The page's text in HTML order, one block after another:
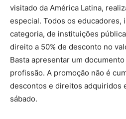
visitado da América Latina,
especial. Todos os educadores,
categoria, de instituições
direito a 50% de desconto no
Basta apresentar um
profissão. A promoção não é
descontos e direitos adquiridos
sábado.